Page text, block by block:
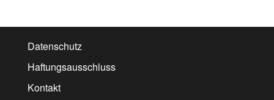
Datenschutz
Haftungsausschluss
Kontakt